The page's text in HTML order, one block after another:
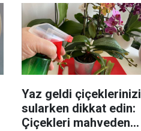
Yaz geldi çiçeklerinizi
sularken dikkat edin:
Çiçekleri mahveden